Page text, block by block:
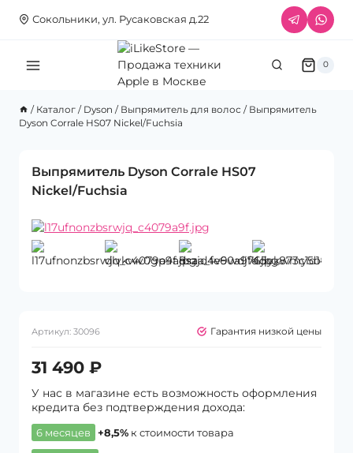
Сокольники, ул. Русаковская д.22
0
/ Каталог / Dyson / Выпрямитель для волос / Выпрямитель
Dyson Corrale HS07 Nickel/Fuchsia
Выпрямитель Dyson Corrale HS07
Nickel/Fuchsia
Артикул: 30096 Гарантия низкой цены
31 490 ₽
У нас в магазине есть возможность оформления
кредита без подтверждения дохода:
6 месяцев +8,5% к стоимости товара